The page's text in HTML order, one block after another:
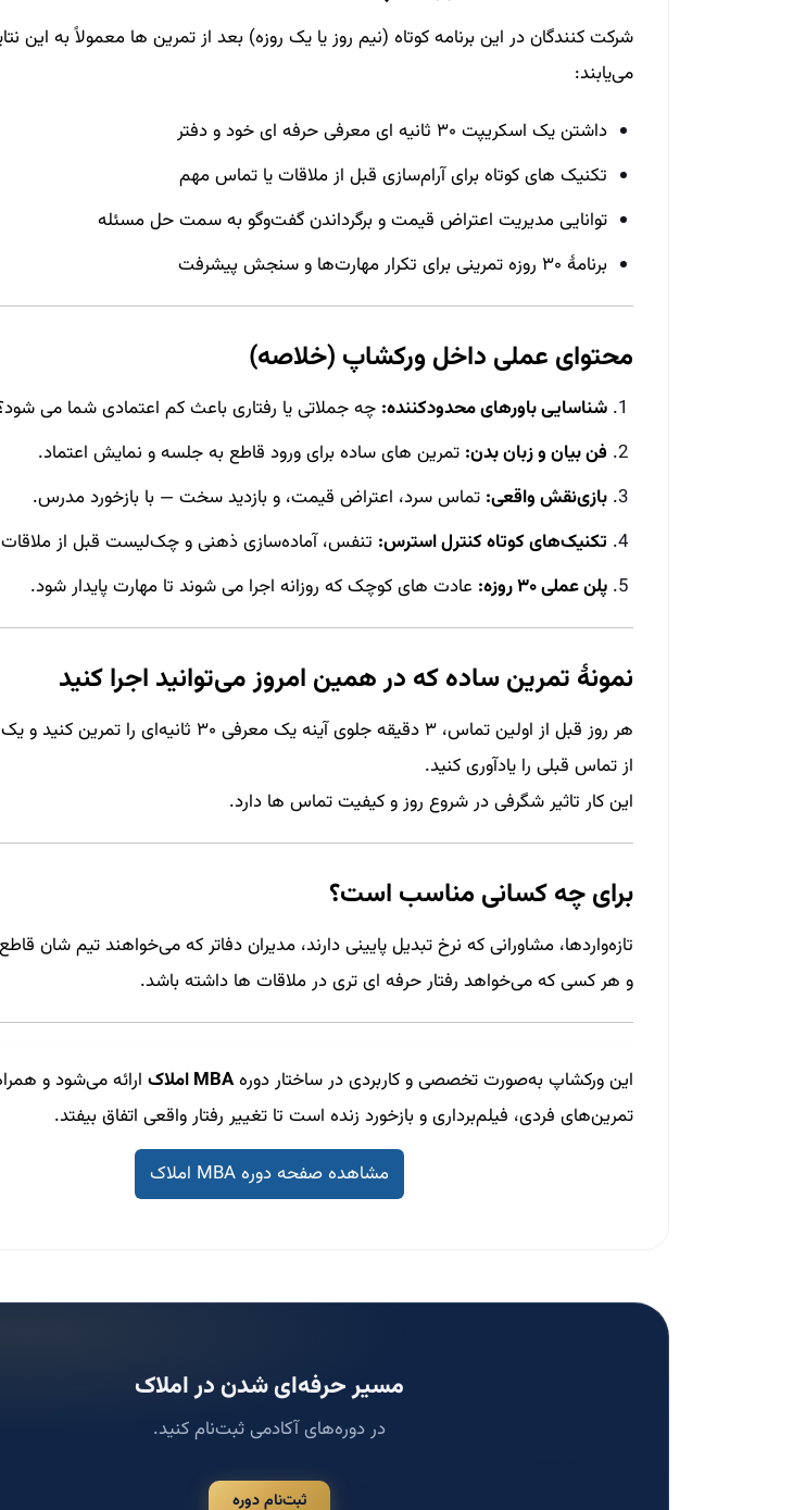
شرکت‌ کنندگان در این برنامه کوتاه (نیم‌ روز یا یک‌ روزه) بعد از تمرین‌ ها معمولاً به این
می‌یابند:
داشتن یک اسکریپت ۳۰ ثانیه‌ ای معرفی حرفه‌ ای خود و دفتر
تکنیک‌ های کوتاه برای آرام‌سازی قبل از ملاقات یا تماس مهم
توانایی مدیریت اعتراض قیمت و برگرداندن گفت‌وگو به سمت حل مسئله
برنامهٔ ۳۰ روزه تمرینی برای تکرار مهارت‌ها و سنجش پیشرفت
محتوای عملی داخل ورکشاپ (خلاصه)
شناسایی باورهای محدودکننده: چه جملاتی یا رفتاری باعث کم‌ اعتمادی شما می‌
فن بیان و زبان بدن: تمرین‌ های ساده برای ورود قاطع به جلسه و نمایش اعتماد.
بازی‌نقش واقعی: تماس سرد، اعتراض قیمت، و بازدید سخت — با بازخورد مدرس.
تکنیک‌های کوتاه کنترل استرس: تنفس، آماده‌سازی ذهنی و چک‌لیست قبل از
پلن عملی ۳۰ روزه:
عادت‌ های کوچک که روزانه اجرا می‌ شوند تا مهارت پایدار شود.
نمونهٔ تمرین ساده که در همین امروز می‌توانید اجرا کنید
هر روز قبل از اولین تماس، ۳ دقیقه جلوی آینه یک معرفی ۳۰
از تماس قبلی را یادآوری کنید.
این کار تاثیر شگرفی در شروع روز و کیفیت تماس‌ ها دارد.
برای چه کسانی مناسب است؟
تازه‌واردها، مشاورانی که نرخ تبدیل پایینی دارند، مدیران دفاتر که می‌خواهند تیم‌ شان
و هر کسی که می‌خواهد رفتار حرفه‌ ای‌ تری در ملاقات‌ ها داشته باشد.
این ورکشاپ به‌صورت تخصصی و کاربردی در ساختار دورهMBA املاک
ارائه می‌شود و
تمرین‌های فردی، فیلم‌برداری و بازخورد زنده است تا تغییر رفتار واقعی اتفاق بیفتد.
مشاهده صفحه دوره MBA املاک
مسیر حرفه‌ای شدن در املاک
در دوره‌های آکادمی ثبت‌نام کنید.
ثبت‌نام دوره